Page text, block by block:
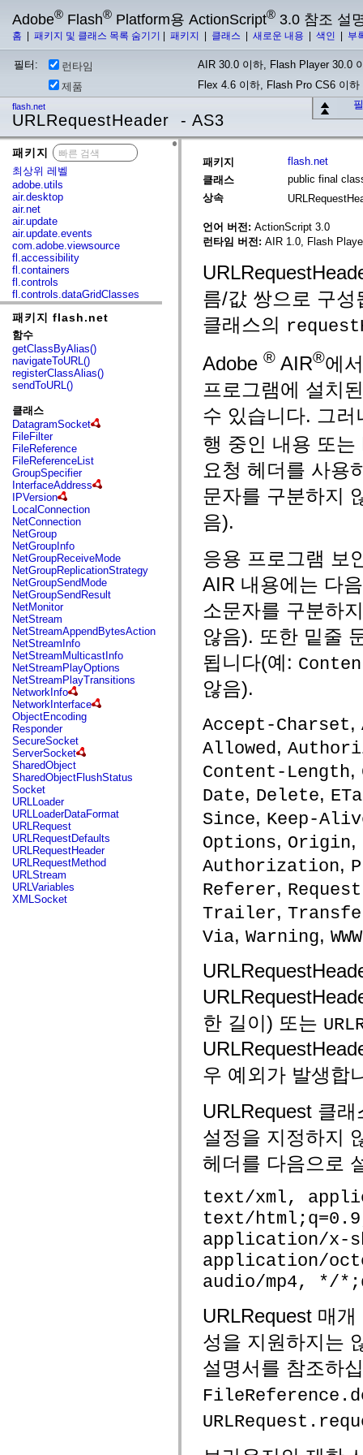
Adobe® Flash® Platform용 ActionScript® 3.0 참조 설
홈 패키지 및 클래스 목록 숨기기 패키지 클래스 새로운 내용 색인 부
필터: 런타임
AIR 30.0 이하, Flash Player 30.0
제품
Flex 4.6 이하, Flash Pro CS6 이하
flash.net
URLRequestHeader - AS3
패키지
최상위 레벨
adobe.utils
air.desktop
air.net
air.update
air.update.events
com.adobe.viewsource
fl.accessibility
fl.containers
fl.controls
fl.controls.dataGridClasses
fl.controls.listClasses
fl.controls.progressBarClasses
fl.core
fl.data
fl.display
fl.events
fl.ik
fl.lang
fl.livepreview
fl.managers
fl.motion
fl.motion.easing
fl.rsl
fl.text
fl.transitions
fl.transitions.easing
fl.video
flash.accessibility
flash.concurrent
flash.crypto
flash.data
flash.desktop
flash.display
flash.display3D
flash.display3D.textures
flash.errors
flash.events
flash.external
flash.filesystem
flash.filters
flash.geom
flash.globalization
flash.html
flash.media
flash.net
flash.net.dns
flash.net.drm
flash.notifications
flash.permissions
flash.printing
flash.profiler
flash.sampler
flash.security
flash.sensors
flash.system
flash.text
flash.text.engine
flash.text.ime
flash.ui
flash.utils
mx.automation.delegates.controls.dataGridClasses
패키지 flash.net
함수
getClassByAlias()
navigateToURL()
registerClassAlias()
sendToURL()
클래스
DatagramSocket
FileFilter
FileReference
FileReferenceList
GroupSpecifier
InterfaceAddress
IPVersion
LocalConnection
NetConnection
NetGroup
NetGroupInfo
NetGroupReceiveMode
NetGroupReplicationStrategy
NetGroupSendMode
NetGroupSendResult
NetMonitor
NetStream
NetStreamAppendBytesAction
NetStreamInfo
NetStreamMulticastInfo
NetStreamPlayOptions
NetStreamPlayTransitions
NetworkInfo
NetworkInterface
ObjectEncoding
Responder
SecureSocket
ServerSocket
SharedObject
SharedObjectFlushStatus
Socket
URLLoader
URLLoaderDataFormat
URLRequest
URLRequestDefaults
URLRequestHeader
URLRequestMethod
URLStream
URLVariables
XMLSocket
패키지
flash.net
클래스
public final
상속
언어 버전: ActionScript 3.0
런타임 버전: AIR 1.0, Flash
름/값 쌍으로 구성
클래스의
Adobe ® AIR®에
프로그램에 설치
수 있습니다. 그
행 중인 내용 또는
요청 헤더를 사용
문자를 구분하지
음).
응용 프로그램 보
AIR 내용에는 다
소문자를 구분하
않음). 또한 밑줄
됩니다(예:
않음).
Accept-Charset,
Allowed,
Content-Length,
Date, Delete,
Since, Keep-
Options, Origin,
Authorization,
Referer,
Trailer,
Via, Warning,
한 길이) 또는
우 예외가 발생합
URLRequest 클
설정을 지정하지
헤더를 다음으로
text/xml,
text/
application/x-
application/
audio/mp4, */
URLRequest 매
성을 지원하지는
설명서를 참조하